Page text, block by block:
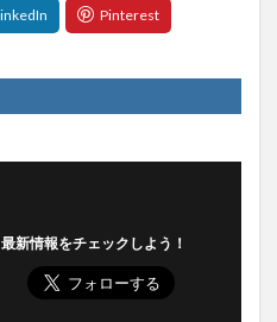
最新情報をチェックしよう！